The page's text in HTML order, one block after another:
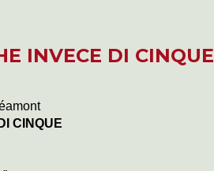
INVECE DI CINQUE
CINQUE